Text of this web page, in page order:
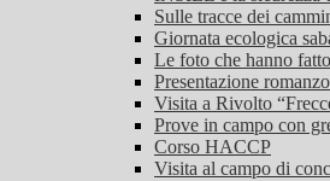
Sulle tracce dei
Giornata ecologica
Le foto che hanno
Presentazione
Visita a Rivolto
Prove in campo con
Corso HACCP
Visita al campo di